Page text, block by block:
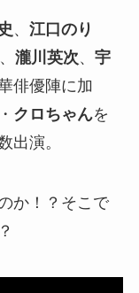
、 江口のり
、 瀧川英次、 宇
俳優陣に加
・ クロちゃんを
出演。
か！？そこで